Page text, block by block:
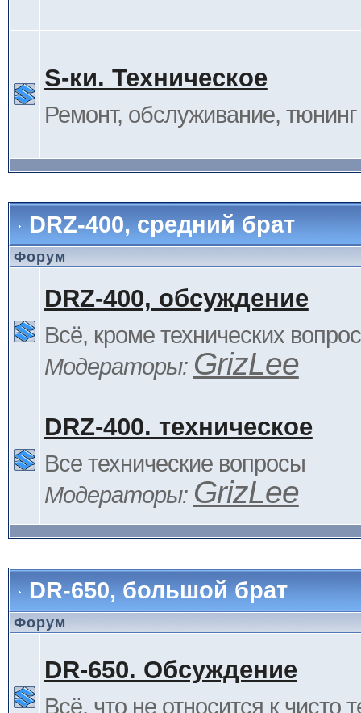
S-ки. Техническое
Ремонт, обслуживание, тюнинг
DRZ-400, средний брат
Форум
DRZ-400, обсуждение
Всё, кроме технических
Модераторы: GrizLee
DRZ-400. техническое
Все технические вопросы
Модераторы: GrizLee
DR-650, большой брат
Форум
DR-650. Обсуждение
Всё, что не относится к чисто